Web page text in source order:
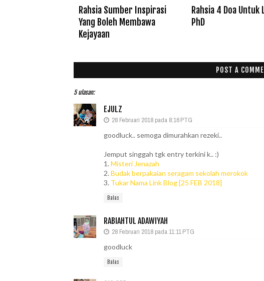
Rahsia Sumber Inspirasi
Yang Boleh Membawa
Kejayaan
Rahsia 4 Doa Untuk
PhD
POST A
5 ulasan:
EJULZ
28 Februari 2018 pada 8:16 PTG
goodluck.. semoga dimurahkan rezeki..
Jemput singgah tgk entry terkini k.. :)
1. Misteri Jenazah
2. Budak berpakaian seragam sekolah merokok
3. Tukar Nama Link Blog [25 FEB 2018]
Balas
RABIAHTUL ADAWIYAH
28 Februari 2018 pada 11:11 PTG
goodluck
Balas